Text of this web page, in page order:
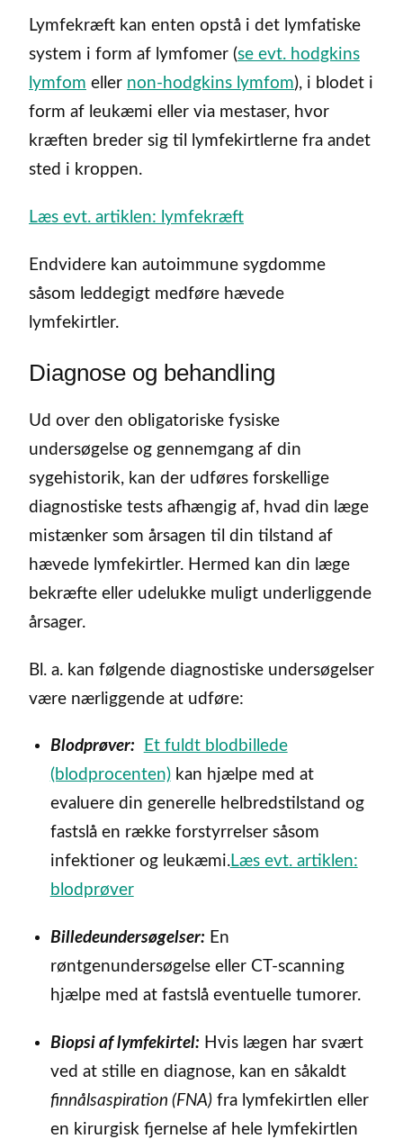
Lymfekræft kan enten opstå i det lymfatiske
system i form af lymfomer (se evt. hodgkins
lymfom eller non-hodgkins lymfom), i blodet i
form af leukæmi eller via mestaser, hvor
kræften breder sig til lymfekirtlerne fra andet
sted i kroppen.
Læs evt. artiklen: lymfekræft
Endvidere kan autoimmune sygdomme
såsom leddegigt medføre hævede
lymfekirtler.
Diagnose og behandling
Ud over den obligatoriske fysiske
undersøgelse og gennemgang af din
sygehistorik, kan der udføres forskellige
diagnostiske tests afhængig af, hvad din læge
mistænker som årsagen til din tilstand af
hævede lymfekirtler. Hermed kan din læge
bekræfte eller udelukke muligt underliggende
årsager.
Bl. a. kan følgende diagnostiske undersøgelser
være nærliggende at udføre:
Blodprøver:
Et fuldt blodbillede
(blodprocenten)kan hjælpe med at
evaluere din generelle helbredstilstand og
fastslå en række forstyrrelser såsom
infektioner og leukæmi.Læs evt. artiklen:
blodprøver
Billedeundersøgelser: En
røntgenundersøgelse eller CT-scanning
hjælpe med at fastslå eventuelle tumorer.
Biopsi af lymfekirtel: Hvis lægen har svært
ved at stille en diagnose, kan en såkaldt
finnålsaspiration (FNA)fra lymfekirtlen eller
en kirurgisk fjernelse af hele lymfekirtlen